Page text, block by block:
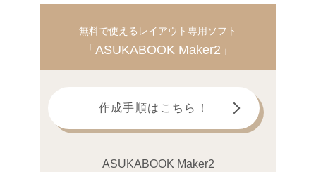
無料で使えるレイアウト専用ソフト
「ASUKABOOK Maker2」
作成手順はこちら！
ASUKABOOK Maker2